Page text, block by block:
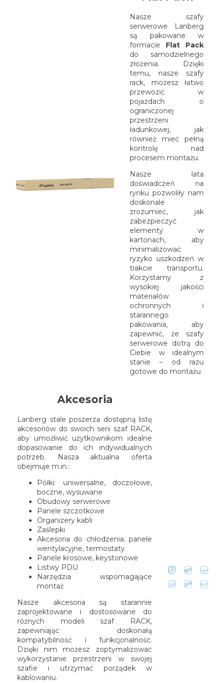
Nasze szafy
serwerowe Lanberg
są pakowane w
formacie Flat Pack
do samodzielnego
złożenia. Dzięki
temu, nasze szafy
rack, możesz łatwo
przewozić w
pojazdach o
ograniczonej
przestrzeni
ładunkowej, jak
również mieć pełną
kontrolę nad
procesem montażu.
Nasze lata
doświadczeń na
rynku pozwoliły nam
doskonale
zrozumieć, jak
zabezpieczyć
elementy w
kartonach, aby
minimalizować
ryzyko uszkodzeń w
trakcie transportu.
Korzystamy z
wysokiej jakości
materiałów
ochronnych i
starannego
pakowania, aby
zapewnić, że szafy
serwerowe dotrą do
Ciebie w idealnym
stanie – od razu
gotowe do montażu.
Akcesoria
Lanberg stale poszerza dostępną listę
akcesoriów do swoich serii szaf RACK,
aby umożliwić użytkownikom idealne
dopasowanie do ich indywidualnych
potrzeb. Nasza aktualna oferta
obejmuje m.in.:
Półki: uniwersalne, doczołowe,
boczne, wysuwane
Obudowy serwerowe
Panele szczotkowe
Organizery kabli
Zaślepki
Akcesoria do chłodzenia: panele
wentylacyjne, termostaty
Panele krosowe, keystonowe
Listwy PDU
Narzędzia wspomagające
montaż
Nasze akcesoria są starannie
zaprojektowane i dostosowane do
różnych modeli szaf RACK,
zapewniając doskonałą
kompatybilność i funkcjonalność.
Dzięki nim możesz zoptymalizować
wykorzystanie przestrzeni w swojej
szafie i utrzymać porządek w
kablowaniu.